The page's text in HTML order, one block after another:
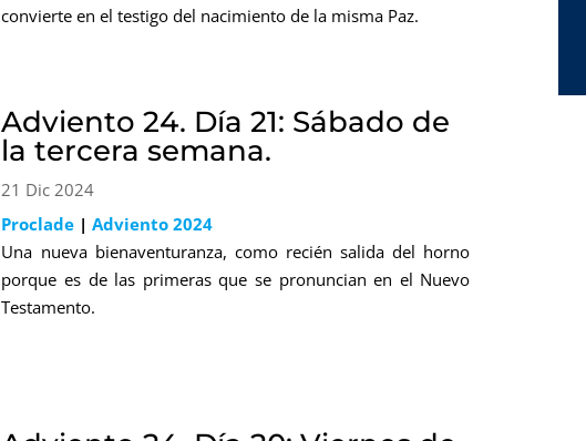
convierte en el testigo del nacimiento de la misma Paz.
Adviento 24. Día 21: Sábado de
la tercera semana.
21 Dic 2024
Proclade |Adviento 2024
Una nueva bienaventuranza, como recién salida del horno
porque es de las primeras que se pronuncian en el Nuevo
Testamento.